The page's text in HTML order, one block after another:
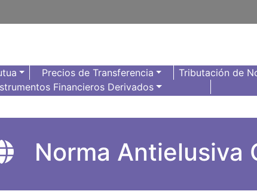
Precios de Transferencia Tributación de
Financieros Derivados
Norma Antielusiva